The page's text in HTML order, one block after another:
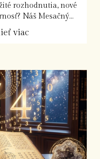
rozhodnutia, nové
Náš Mesačný...
viac